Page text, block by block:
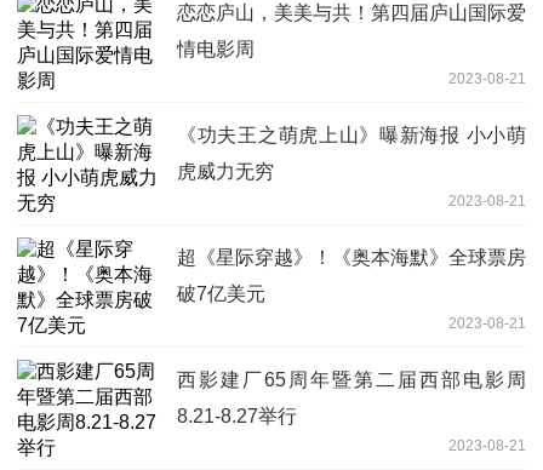
恋恋庐山，美美与共！第四届庐山国际爱
情电影周
2023-08-21
《功夫王之萌虎上山》曝新海报 小小萌
虎威力无穷
2023-08-21
超《星际穿越》！《奥本海默》全球票房
破7亿美元
2023-08-21
西影建厂65周年暨第二届西部电影周
8.21-8.27举行
2023-08-21